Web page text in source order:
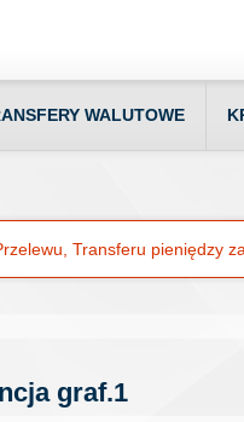
WALUTOWE
Transferu pieniędzy
graf.1